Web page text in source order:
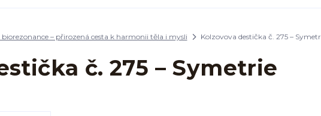
– přirozená cesta k harmonii těla i mysli Kolzovova destička č. 275 –
č. 275 – Symetrie